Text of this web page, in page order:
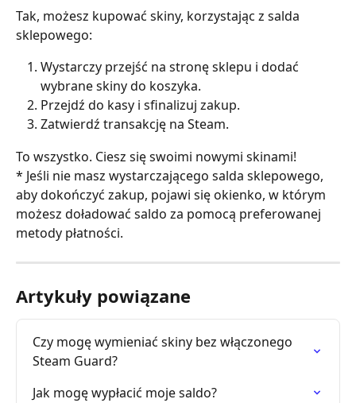
Tak, możesz kupować skiny, korzystając z salda
sklepowego:
Wystarczy przejść na stronę sklepu i dodać
wybrane skiny do koszyka.
Przejdź do kasy i sfinalizuj zakup.
Zatwierdź transakcję na Steam.
To wszystko. Ciesz się swoimi nowymi skinami!
* Jeśli nie masz wystarczającego salda sklepowego,
aby dokończyć zakup, pojawi się okienko, w którym
możesz doładować saldo za pomocą preferowanej
metody płatności.
Artykuły powiązane
Czy mogę wymieniać skiny bez włączonego
Steam Guard?
Jak mogę wypłacić moje saldo?